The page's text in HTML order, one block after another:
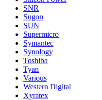
SNR
Sugon
SUN
Supermicro
Symantec
Synology
Toshiba
Tyan
Various
Western Digital
Xyratex